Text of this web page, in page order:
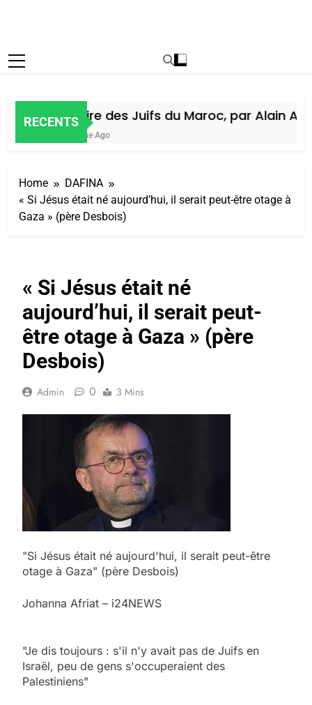
RECENTS
Histoire des Juifs du Maroc, par Alain
1 Semaine Ago
Home
DAFINA
« Si Jésus était né aujourd’hui, il serait peut-être otage à
Gaza » (père Desbois)
« Si Jésus était né
aujourd’hui, il serait peut-
être otage à Gaza » (père
Desbois)
Admin 0 3 Mins
"Si Jésus était né aujourd'hui, il serait peut-être
otage à Gaza" (père Desbois)
Johanna Afriat – i24NEWS
"Je dis toujours : s'il n'y avait pas de Juifs en
Israël, peu de gens s'occuperaient des
Palestiniens"